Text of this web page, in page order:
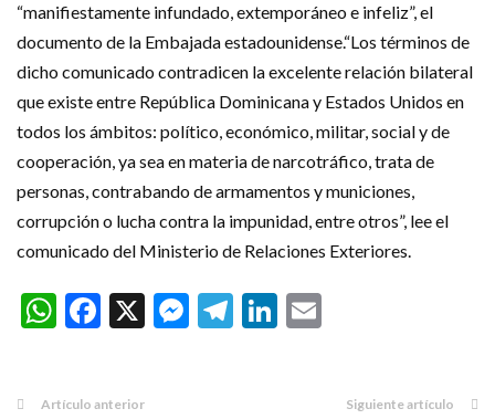
“manifiestamente infundado, extemporáneo e infeliz”, el
documento de la Embajada estadounidense.“Los términos de
dicho comunicado contradicen la excelente relación bilateral
que existe entre República Dominicana y Estados Unidos en
todos los ámbitos: político, económico, militar, social y de
cooperación, ya sea en materia de narcotráfico, trata de
personas, contrabando de armamentos y municiones,
corrupción o lucha contra la impunidad, entre otros”, lee el
comunicado del Ministerio de Relaciones Exteriores.
WhatsApp
Facebook
X Messenger
Telegram
LinkedIn
Artículo anterior Siguiente artículo